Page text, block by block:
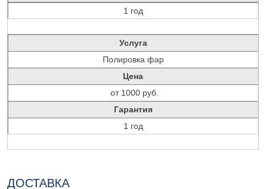
1 год
Услуга
Полировка фар
Цена
от 1000 руб.
Гарантия
1 год
ДОСТАВКА